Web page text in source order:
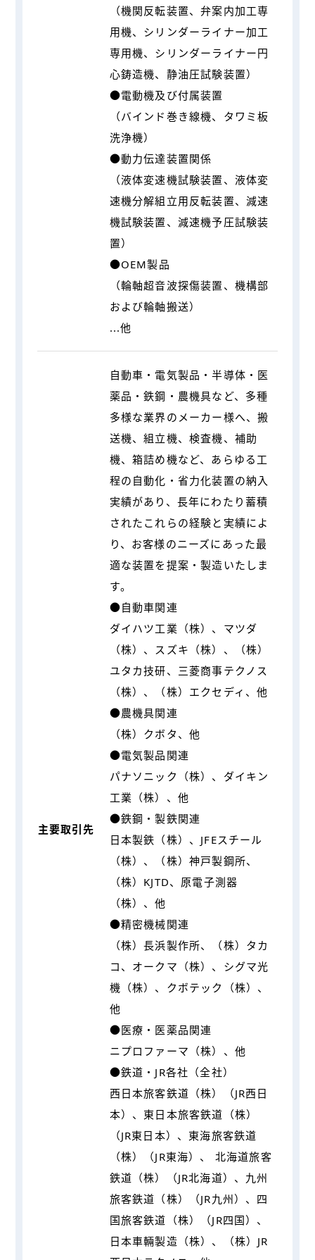
（機関反転装置、弁案内加工専
用機、シリンダーライナー加工
専用機、シリンダーライナー円
心鋳造機、静油圧試験装置）
●電動機及び付属装置
（バインド巻き線機、タワミ板
洗浄機）
●動力伝達装置関係
（液体変速機試験装置、液体変
速機分解組立用反転装置、減速
機試験装置、減速機予圧試験装
置）
●OEM製品
（輪軸超音波探傷装置、機構部
および輪軸搬送）
...他
主要取引先
自動車・電気製品・半導体・医
薬品・鉄鋼・農機具など、多種
多様な業界のメーカー様へ、搬
送機、組立機、検査機、補助
機、箱詰め機など、あらゆる工
程の自動化・省力化装置の納入
実績があり、長年にわたり蓄積
されたこれらの経験と実績によ
り、お客様のニーズにあった最
適な装置を提案・製造いたしま
す。
●自動車関連
ダイハツ工業（株）、マツダ
（株）、スズキ（株）、（株）
ユタカ技研、三菱商事テクノス
（株）、（株）エクセディ、他
●農機具関連
（株）クボタ、他
●電気製品関連
パナソニック（株）、ダイキン
工業（株）、他
●鉄鋼・製鉄関連
日本製鉄（株）、JFEスチール
（株）、（株）神戸製鋼所、
（株）KJTD、原電子測器
（株）、他
●精密機械関連
（株）長浜製作所、（株）タカ
コ、オークマ（株）、シグマ光
機（株）、クボテック（株）、
他
●医療・医薬品関連
ニプロファーマ（株）、他
●鉄道・JR各社（全社）
西日本旅客鉄道（株）（JR西日
本）、東日本旅客鉄道（株）
（JR東日本）、東海旅客鉄道
（株）（JR東海）、 北海道旅客
鉄道（株）（JR北海道）、九州
旅客鉄道（株）（JR九州）、四
国旅客鉄道（株）（JR四国）、
日本車輛製造（株）、（株）JR